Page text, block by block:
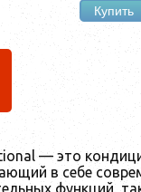
Купить
— это
в себе
функций,